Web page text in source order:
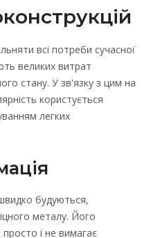
всі потреби сучасної
великих витрат
стану. У зв'язку з цим на
користується
легких
будуються,
металу. Його
і не вимагає